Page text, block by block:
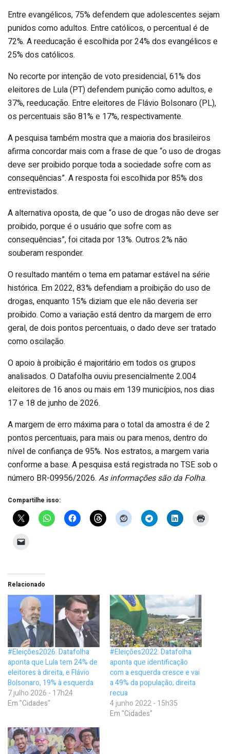
Entre evangélicos, 75% defendem que adolescentes sejam
punidos como adultos. Entre católicos, o percentual é de
72%. A reeducação é escolhida por 24% dos evangélicos e
25% dos católicos.
No recorte por intenção de voto presidencial, 61% dos
eleitores de Lula (PT) defendem punição como adultos, e
37%, reeducação. Entre eleitores de Flávio Bolsonaro (PL),
os percentuais são 81% e 17%, respectivamente.
A pesquisa também mostra que a maioria dos brasileiros
afirma concordar mais com a frase de que “o uso de drogas
deve ser proibido porque toda a sociedade sofre com as
consequências”. A resposta foi escolhida por 85% dos
entrevistados.
A alternativa oposta, de que “o uso de drogas não deve ser
proibido, porque é o usuário que sofre com as
consequências”, foi citada por 13%. Outros 2% não
souberam responder.
O resultado mantém o tema em patamar estável na série
histórica. Em 2022, 83% defendiam a proibição do uso de
drogas, enquanto 15% diziam que ele não deveria ser
proibido. Como a variação está dentro da margem de erro
geral, de dois pontos percentuais, o dado deve ser tratado
como oscilação.
O apoio à proibição é majoritário em todos os grupos
analisados. O Datafolha ouviu presencialmente 2.004
eleitores de 16 anos ou mais em 139 municípios, nos dias
17 e 18 de junho de 2026.
A margem de erro máxima para o total da amostra é de 2
pontos percentuais, para mais ou para menos, dentro do
nível de confiança de 95%. Nos estratos, a margem varia
conforme a base. A pesquisa está registrada no TSE sob o
número BR-09956/2026. As informações são da Folha.
Compartilhe isso:
Relacionado
#Eleições2026: Datafolha
aponta que Lula tem 24% de
eleitores à direita, e Flávio
Bolsonaro, 19% à esquerda
7 julho 2026 - 17h24
Em "Cidades"
#Eleições2022: Datafolha
aponta que identificação
com a esquerda cresce e vai
a 49% da população; direita
recua
4 junho 2022 - 15h35
Em "Cidades"